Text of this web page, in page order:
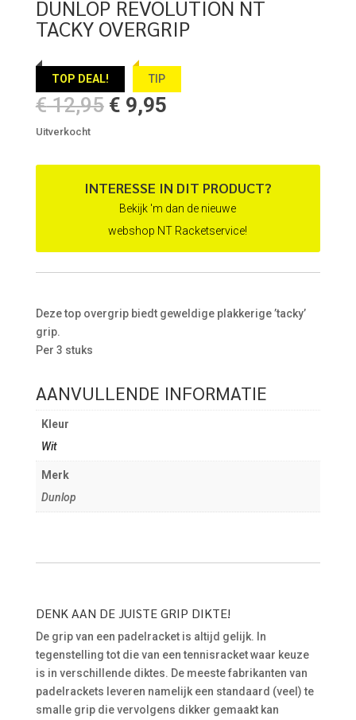
DUNLOP REVOLUTION NT
TACKY OVERGRIP
TOP DEAL! TIP
€12,95 Oorspronkelijke
prijs
€ 12,95.
€ 9,95Huidige
€ 9,95.
Uitverkocht
INTERESSE IN DIT PRODUCT?
Bekijk 'm dan de nieuwe
webshop NT Racketservice!
Deze top overgrip biedt geweldige plakkerige ’tacky’
grip.
Per 3 stuks
AANVULLENDE INFORMATIE
Kleur
Wit
Merk
Dunlop
DENK AAN DE JUISTE GRIP DIKTE!
De grip van een padelracket is altijd gelijk. In
tegenstelling tot die van een tennisracket waar keuze
is in verschillende diktes. De meeste fabrikanten van
padelrackets leveren namelijk een standaard (veel) te
smalle grip die vervolgens dikker gemaakt kan